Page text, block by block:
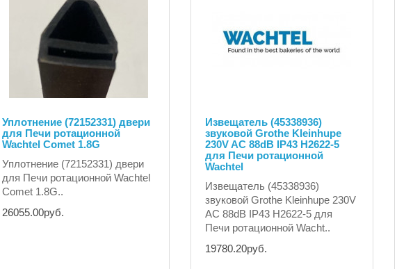
Уплотнение (72152331) двери
для Печи ротационной
Wachtel Comet 1.8G
Уплотнение (72152331) двери
для Печи ротационной Wachtel
Comet 1.8G..
26055.00руб.
Извещатель (45338936)
звуковой Grothe Kleinhupe
230V AC 88dB IP43 H2622-5
для Печи ротационной
Wachtel
Извещатель (45338936)
звуковой Grothe Kleinhupe 230V
AC 88dB IP43 H2622-5 для
Печи ротационной Wacht..
19780.20руб.